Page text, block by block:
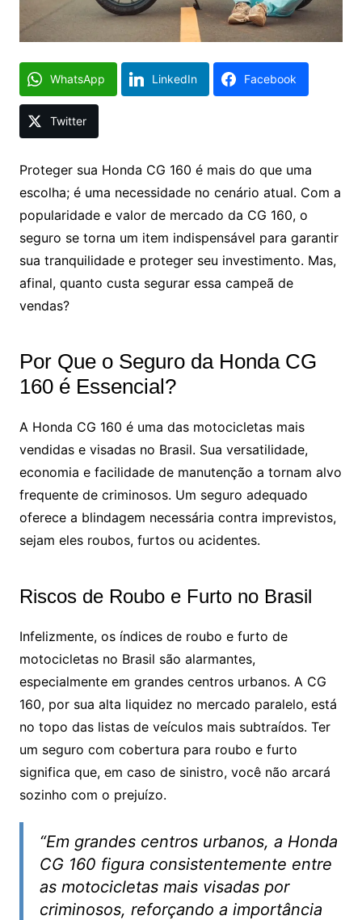
WhatsApp LinkedIn Facebook
Twitter
Proteger sua Honda CG 160 é mais do que uma
escolha; é uma necessidade no cenário atual. Com a
popularidade e valor de mercado da CG 160, o
seguro se torna um item indispensável para garantir
sua tranquilidade e proteger seu investimento. Mas,
afinal, quanto custa segurar essa campeã de
vendas?
Por Que o Seguro da Honda CG
160 é Essencial?
A Honda CG 160 é uma das motocicletas mais
vendidas e visadas no Brasil. Sua versatilidade,
economia e facilidade de manutenção a tornam alvo
frequente de criminosos. Um seguro adequado
oferece a blindagem necessária contra imprevistos,
sejam eles roubos, furtos ou acidentes.
Riscos de Roubo e Furto no Brasil
Infelizmente, os índices de roubo e furto de
motocicletas no Brasil são alarmantes,
especialmente em grandes centros urbanos. A CG
160, por sua alta liquidez no mercado paralelo, está
no topo das listas de veículos mais subtraídos. Ter
um seguro com cobertura para roubo e furto
significa que, em caso de sinistro, você não arcará
sozinho com o prejuízo.
“Em grandes centros urbanos, a Honda
CG 160 figura consistentemente entre
as motocicletas mais visadas por
criminosos, reforçando a importância